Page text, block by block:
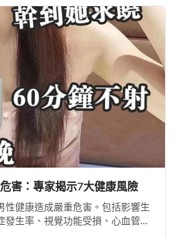
害：專家揭示7大健康風險
性健康造成嚴重危害。包括影響生
發生率、視覺功能受損、心血管功